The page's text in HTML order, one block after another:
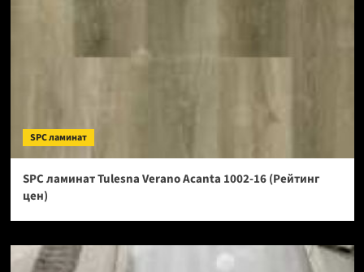
SPC ламинат
SPC ламинат Tulesna Verano Acanta 1002-16 (Рейтинг
цен)